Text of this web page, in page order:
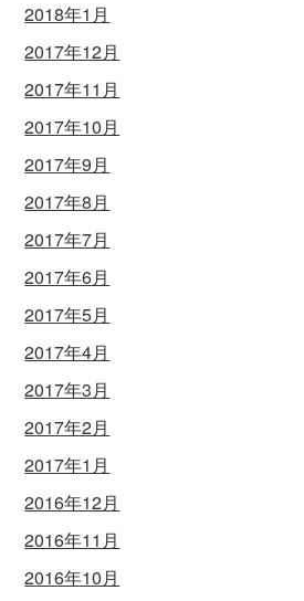
2018年1月
2017年12月
2017年11月
2017年10月
2017年9月
2017年8月
2017年7月
2017年6月
2017年5月
2017年4月
2017年3月
2017年2月
2017年1月
2016年12月
2016年11月
2016年10月